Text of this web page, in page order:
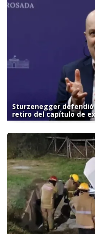
Sturzenegger
retiro del capítulo de